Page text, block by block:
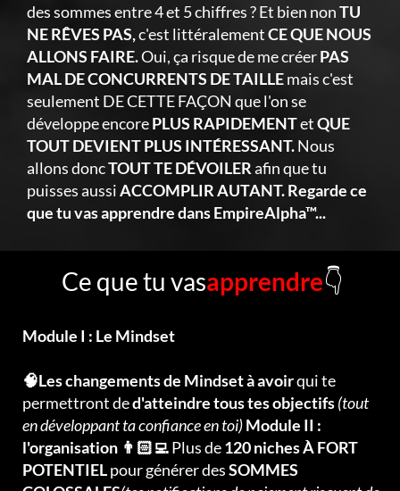
des sommes entre 4 et 5 chiffres ? Et bien nonTU
NE RÊVES PAS,c'est littéralementCE QUE NOUS
ALLONS FAIRE.Oui, ça risque de me créerPAS
MAL DE CONCURRENTS DE TAILLEmais c'est
seulement DE CETTE FAÇON que l'on se
développe encorePLUS RAPIDEMENTetQUE
TOUT DEVIENT PLUS INTÉRESSANT.Nous
allons doncTOUT TE DÉVOILERafin que tu
puisses aussiACCOMPLIR AUTANT. Regarde ce
que tu vas apprendre dans EmpireAlpha™...
Ce que tu vasapprendre👇
Module I : Le Mindset
🧠Les changements de Mindset à avoirqui te
permettront ded'atteindre tous tes objectifs(tout
en développant ta confiance en toi)Module II :
l'organisation 👨🏻‍💻Plus de120 niches À FORT
POTENTIELpour générer desSOMMES